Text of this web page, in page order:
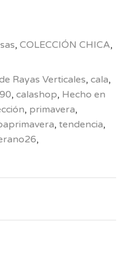
, COLECCIÓN CHICA,
Rayas Verticales, cala,
, calashop, Hecho en
, primavera,
, tendencia,
,